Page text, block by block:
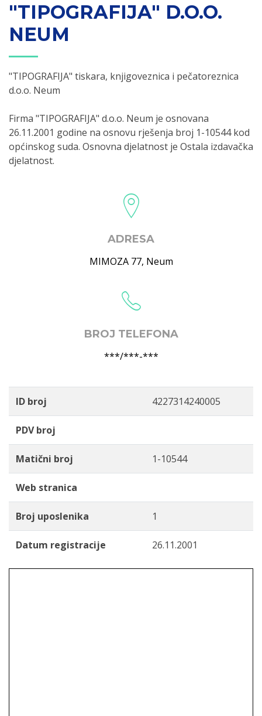
"TIPOGRAFIJA" D.O.O.
NEUM
"TIPOGRAFIJA" tiskara, knjigoveznica i pečatoreznica
d.o.o. Neum
Firma "TIPOGRAFIJA" d.o.o. Neum je osnovana
26.11.2001 godine na osnovu rješenja broj 1-10544 kod
općinskog suda. Osnovna djelatnost je Ostala izdavačka
djelatnost.
ADRESA
MIMOZA 77, Neum
BROJ TELEFONA
***/***-***
ID broj 4227314240005
PDV broj
Matični broj 1-10544
Web stranica
Broj uposlenika 1
Datum registracije 26.11.2001